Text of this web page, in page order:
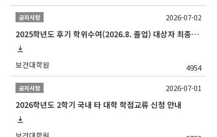
공지사항
2025학년도 후기 학위수여(2026.8. 졸업) 대상자 최종인준 논문 제출 안내
보건대학원 4954
2026-07-02
공지사항
2026학년도 2학기 국내 타 대학 학점교류 신청 안내
2026-07-01